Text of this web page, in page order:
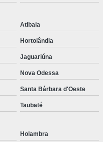
Masculina
Masculina
Masculina Esporte Fino
Size Masculina
Estilosas Masculinas
Esporte Fino
na Moda
Atibaia
Hortolândia
Jaguariúna
Nova Odessa
Santa Bárbara d'Oeste
Taubaté
Holambra